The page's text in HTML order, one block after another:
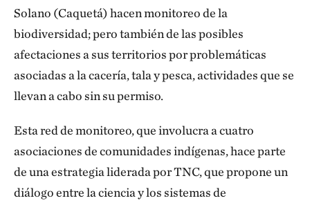
Solano (Caquetá) hacen monitoreo de la
biodiversidad; pero también de las posibles
afectaciones a sus territorios por problemáticas
asociadas a la cacería, tala y pesca, actividades que se
llevan a cabo sin su permiso.
Esta red de monitoreo, que involucra a cuatro
asociaciones de comunidades indígenas, hace parte
de una estrategia liderada por TNC, que propone un
diálogo entre la ciencia y los sistemas de